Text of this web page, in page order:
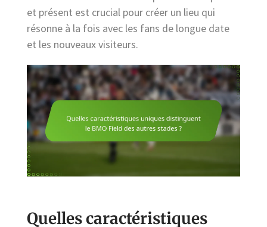
et présent est crucial pour créer un lieu qui
résonne à la fois avec les fans de longue date
et les nouveaux visiteurs.
Quelles caractéristiques